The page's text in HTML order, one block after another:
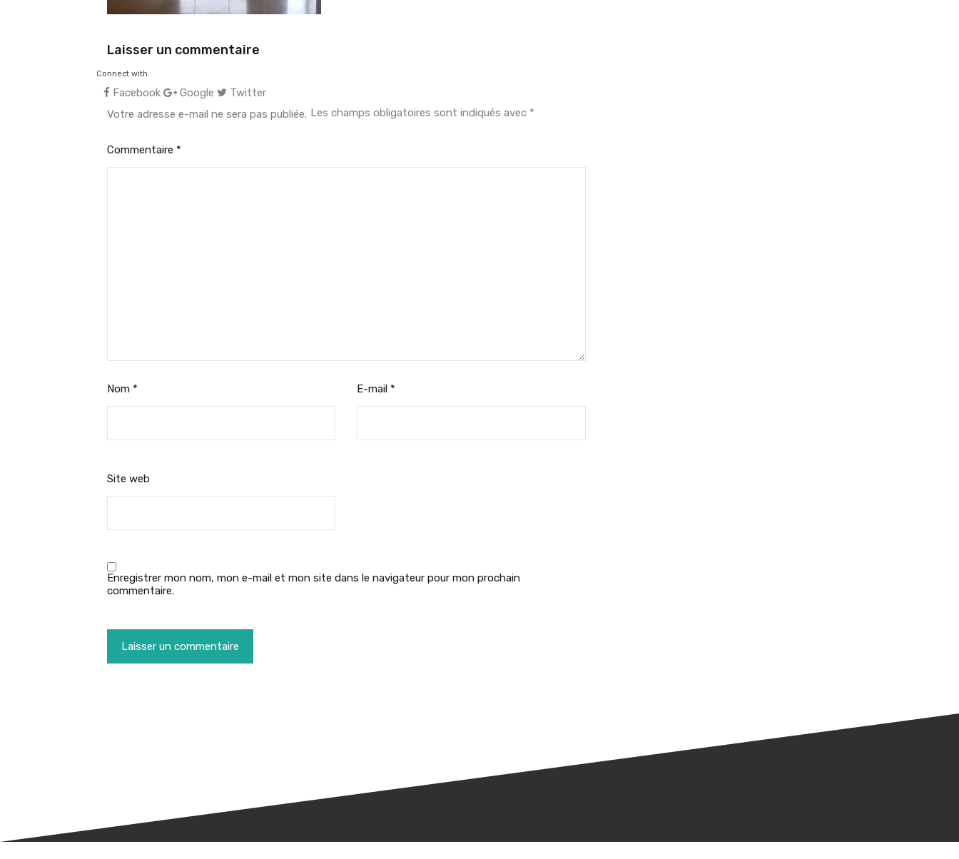
Laisser un commentaire
Connect with:
Facebook Google
Twitter
Votre adresse e-mail ne sera pas publiée. Les champs obligatoires sont indiqués avec *
Commentaire *
Nom * E-mail *
Site web
Enregistrer mon nom, mon e-mail et mon site dans le navigateur pour mon prochain
commentaire.